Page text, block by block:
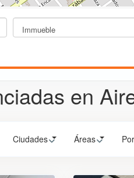
Immueble
en
Ciudades Áreas